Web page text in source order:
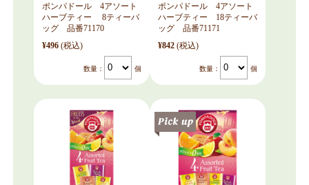
ポンパドール 4アソート
ハーブティー 8ティーバ
ッグ 品番71170
¥496 (税込)
数量： 個
ポンパドール 4アソート
ハーブティー 18ティーバ
ッグ 品番71171
¥842 (税込)
数量： 個